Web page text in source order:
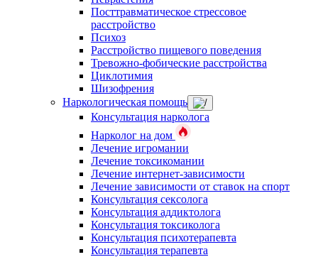
Посттравматическое стрессовое
расстройство
Психоз
Расстройство пищевого поведения
Тревожно-фобические расстройства
Циклотимия
Шизофрения
Наркологическая помощь
Консультация нарколога
Нарколог на дом
Лечение игромании
Лечение токсикомании
Лечение интернет-зависимости
Лечение зависимости от ставок на спорт
Консультация сексолога
Консультация аддиктолога
Консультация токсиколога
Консультация психотерапевта
Консультация терапевта